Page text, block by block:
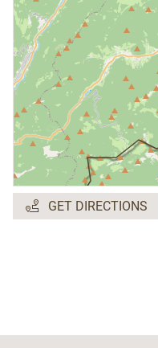
-Presenza di febbre
-Presenza di sintomi
conviventi
-Contatto una
giorni
-Provenienza da una
dalle autorità
-Presentandosi
servizio prenotato si
l’assenza dei fattori
richiede quindi di
GET DIRECTIONS